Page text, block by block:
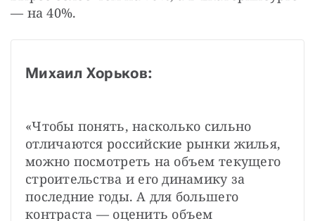
— на 40%.
Михаил Хорьков:
«Чтобы понять, насколько сильно
отличаются российские рынки жилья,
можно посмотреть на объем текущего
строительства и его динамику за
последние годы. А для большего
контраста — оценить объем